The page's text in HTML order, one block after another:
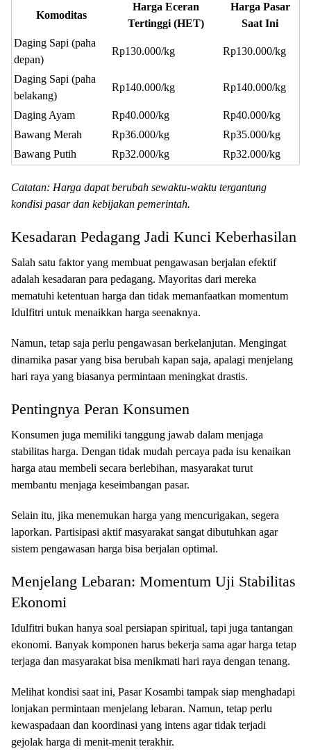
Komoditas
Harga Eceran
Tertinggi (HET)
Harga Pasar
Saat Ini
Daging Sapi (paha
depan)
Rp130.000/kg Rp130.000/kg
Daging Sapi (paha
belakang)
Rp140.000/kg Rp140.000/kg
Daging Ayam Rp40.000/kg
Rp40.000/kg
Bawang Merah
Rp36.000/kg
Rp35.000/kg
Bawang Putih
Rp32.000/kg Rp32.000/kg
Catatan: Harga dapat berubah sewaktu-waktu tergantung
kondisi pasar dan kebijakan pemerintah.
Kesadaran Pedagang Jadi Kunci Keberhasilan
Salah satu faktor yang membuat pengawasan berjalan efektif
adalah kesadaran para pedagang. Mayoritas dari mereka
mematuhi ketentuan harga dan tidak memanfaatkan momentum
Idulfitri untuk menaikkan harga seenaknya.
Namun, tetap saja perlu pengawasan berkelanjutan. Mengingat
dinamika pasar yang bisa berubah kapan saja, apalagi menjelang
hari raya yang biasanya permintaan meningkat drastis.
Pentingnya Peran Konsumen
Konsumen juga memiliki tanggung jawab dalam menjaga
stabilitas harga. Dengan tidak mudah percaya pada isu kenaikan
harga atau membeli secara berlebihan, masyarakat turut
membantu menjaga keseimbangan pasar.
Selain itu, jika menemukan harga yang mencurigakan, segera
laporkan. Partisipasi aktif masyarakat sangat dibutuhkan agar
sistem pengawasan harga bisa berjalan optimal.
Menjelang Lebaran: Momentum Uji Stabilitas
Ekonomi
Idulfitri bukan hanya soal persiapan spiritual, tapi juga tantangan
ekonomi. Banyak komponen harus bekerja sama agar harga tetap
terjaga dan masyarakat bisa menikmati hari raya dengan tenang.
Melihat kondisi saat ini, Pasar Kosambi tampak siap menghadapi
lonjakan permintaan menjelang lebaran. Namun, tetap perlu
kewaspadaan dan koordinasi yang intens agar tidak terjadi
gejolak harga di menit-menit terakhir.